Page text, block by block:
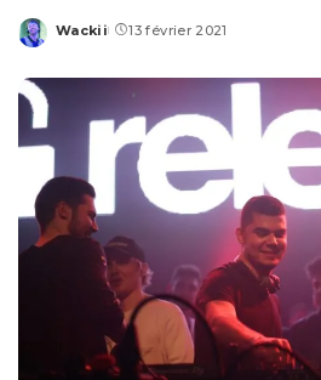
Posted
Wackii 13 février 2021